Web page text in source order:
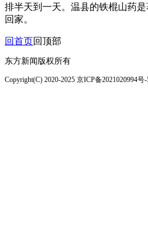
排半天到一天。温县的铁棍山药
回家。
回首页回顶部
东方新闻版权所有
Copyright(C) 2020-2025 京ICP备2021020994号